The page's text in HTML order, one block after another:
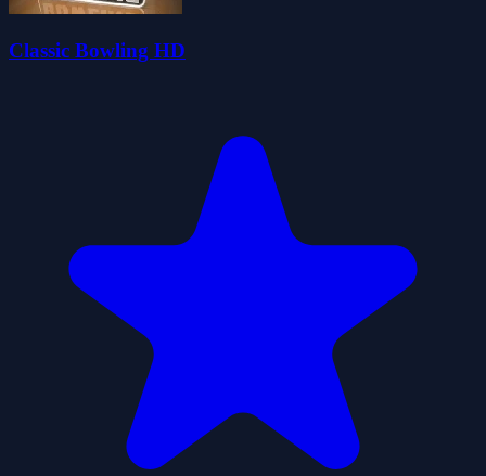
Classic Bowling HD